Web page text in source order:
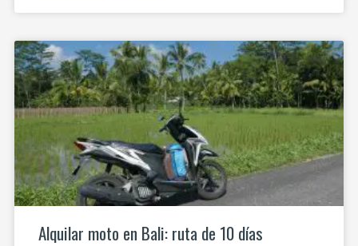
Alquilar moto en Bali: ruta de 10 días